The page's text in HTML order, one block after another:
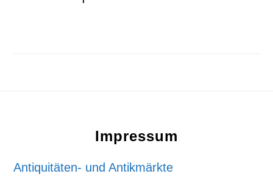
Impressum
Antiquitäten- und Antikmärkte